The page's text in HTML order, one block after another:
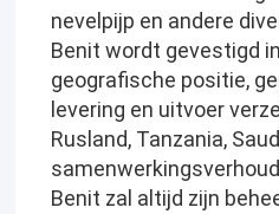
nevelpijp en andere
Benit wordt gevestigd
geografische positie,
levering en uitvoer
Rusland, Tanzania,
Benit zal altijd zijn